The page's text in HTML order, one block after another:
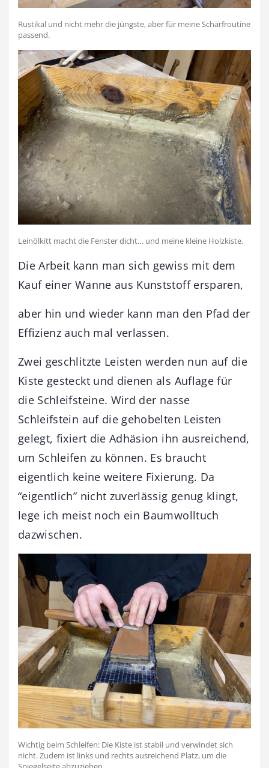
Rustikal und nicht mehr die jüngste, aber für meine Schärfroutine
passend.
Leinölkitt macht die Fenster dicht… und meine kleine Holzkiste.
Die Arbeit kann man sich gewiss mit dem
Kauf einer Wanne aus Kunststoff ersparen,
aber hin und wieder kann man den Pfad der
Effizienz auch mal verlassen.
Zwei geschlitzte Leisten werden nun auf die
Kiste gesteckt und dienen als Auflage für
die Schleifsteine. Wird der nasse
Schleifstein auf die gehobelten Leisten
gelegt, fixiert die Adhäsion ihn ausreichend,
um Schleifen zu können. Es braucht
eigentlich keine weitere Fixierung. Da
“eigentlich” nicht zuverlässig genug klingt,
lege ich meist noch ein Baumwolltuch
dazwischen.
Wichtig beim Schleifen: Die Kiste ist stabil und verwindet sich
nicht. Zudem ist links und rechts ausreichend Platz, um die